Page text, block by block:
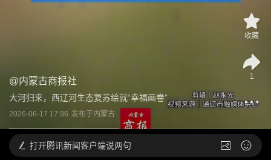
@内蒙古商报社
大河归来，西辽河生态复苏绘就“幸福画卷”
2026-06-17 17:36 发布于内蒙古
收藏
1
打开腾讯新闻客户端说两句